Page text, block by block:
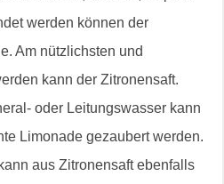
werden können der
Am nützlichsten und
kann der Zitronensaft.
oder Leitungswasser kann
Limonade gezaubert werden.
aus Zitronensaft ebenfalls